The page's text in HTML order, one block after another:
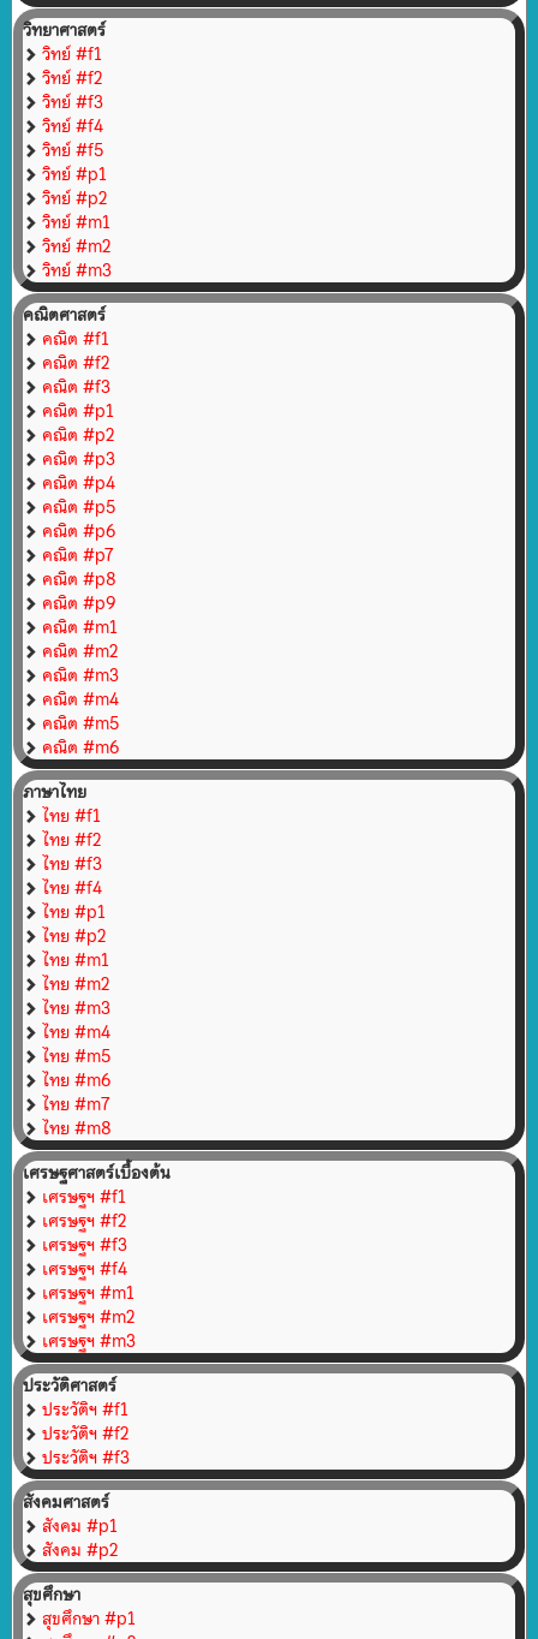
วิทยาศาสตร์
วิทย์ #f1
วิทย์ #f2
วิทย์ #f3
วิทย์ #f4
วิทย์ #f5
วิทย์ #p1
วิทย์ #p2
วิทย์ #m1
วิทย์ #m2
วิทย์ #m3
คณิตศาสตร์
คณิต #f1
คณิต #f2
คณิต #f3
คณิต #p1
คณิต #p2
คณิต #p3
คณิต #p4
คณิต #p5
คณิต #p6
คณิต #p7
คณิต #p8
คณิต #p9
คณิต #m1
คณิต #m2
คณิต #m3
คณิต #m4
คณิต #m5
คณิต #m6
ภาษาไทย
ไทย #f1
ไทย #f2
ไทย #f3
ไทย #f4
ไทย #p1
ไทย #p2
ไทย #m1
ไทย #m2
ไทย #m3
ไทย #m4
ไทย #m5
ไทย #m6
ไทย #m7
ไทย #m8
เศรษฐศาสตร์เบื้องต้น
เศรษฐฯ #f1
เศรษฐฯ #f2
เศรษฐฯ #f3
เศรษฐฯ #f4
เศรษฐฯ #m1
เศรษฐฯ #m2
เศรษฐฯ #m3
ประวัติศาสตร์
ประวัติฯ #f1
ประวัติฯ #f2
ประวัติฯ #f3
สังคมศาสตร์
สังคม #p1
สังคม #p2
สุขศึกษา
สุขศึกษา #p1